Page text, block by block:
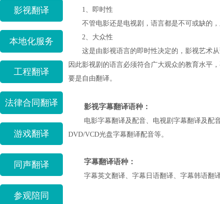
1、即时性
不管电影还是电视剧，语言都是不可或缺的，
2、大众性
这是由影视语言的即时性决定的，影视艺术从
因此影视剧的语言必须符合广大观众的教育水平
要是自由翻译。
影视字幕翻译语种 ：
电影字幕翻译及配音、电视剧字幕翻译及配
DVD/VCD光盘字幕翻译配音等。
字幕翻译语种 ：
字幕英文翻译、字幕日语翻译、字幕韩语翻
影视翻译
本地化服务
工程翻译
法律合同翻译
游戏翻译
同声翻译
参观陪同